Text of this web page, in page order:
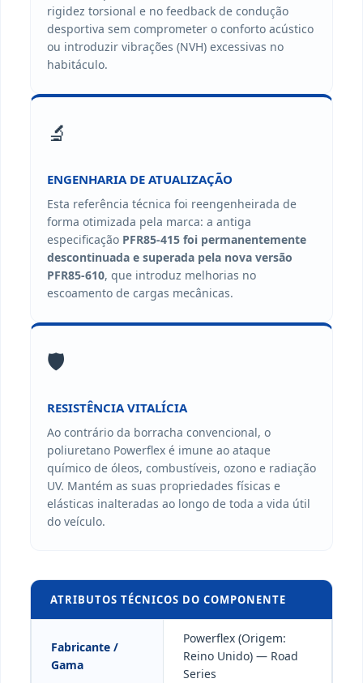
rigidez torsional e no feedback de condução
desportiva sem comprometer o conforto acústico
ou introduzir vibrações (NVH) excessivas no
habitáculo.
🔬
ENGENHARIA DE ATUALIZAÇÃO
Esta referência técnica foi reengenheirada de
forma otimizada pela marca: a antiga
especificação PFR85-415 foi permanentemente
descontinuada e superada pela nova versão
PFR85-610, que introduz melhorias no
escoamento de cargas mecânicas.
🛡️
RESISTÊNCIA VITALÍCIA
Ao contrário da borracha convencional, o
poliuretano Powerflex é imune ao ataque
químico de óleos, combustíveis, ozono e radiação
UV. Mantém as suas propriedades físicas e
elásticas inalteradas ao longo de toda a vida útil
do veículo.
ATRIBUTOS TÉCNICOS DO COMPONENTE
Fabricante /
Gama
Powerflex (Origem:
Reino Unido) — Road
Series